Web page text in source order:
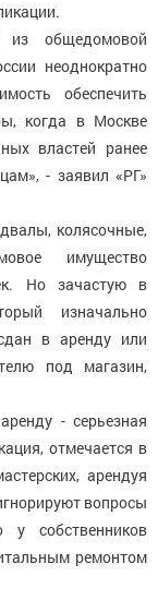
из общедомовой
неоднократно
обеспечить
когда в Москве
властей ранее
- заявил «РГ»
колясочные,
имущество
Но зачастую в
изначально
в аренду или
под магазин,
- серьезная
отмечается в
арендуя
вопросы
у собственников
ремонтом